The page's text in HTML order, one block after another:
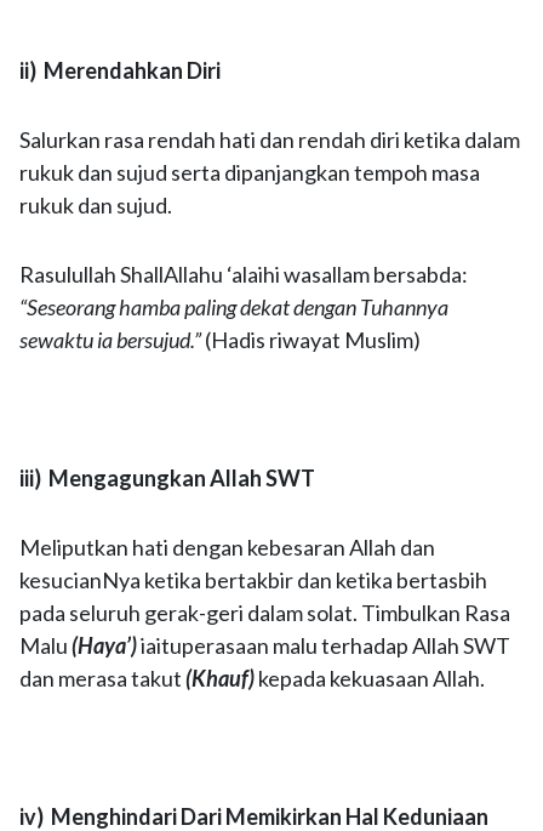
ii) Merendahkan Diri
Salurkan rasa rendah hati dan rendah diri ketika dalam
rukuk dan sujud serta dipanjangkan tempoh masa
rukuk dan sujud.
Rasulullah ShallAllahu ‘alaihi wasallam bersabda:
“Seseorang hamba paling dekat dengan Tuhannya
sewaktu ia bersujud.”(Hadis riwayat Muslim)
iii) Mengagungkan Allah SWT
Meliputkan hati dengan kebesaran Allah dan
kesucianNya ketika bertakbir dan ketika bertasbih
pada seluruh gerak-geri dalam solat. Timbulkan Rasa
Malu(Haya’)iaituperasaan malu terhadap Allah SWT
dan merasa takut(Khauf)kepada kekuasaan Allah.
iv) Menghindari Dari Memikirkan Hal Keduniaan